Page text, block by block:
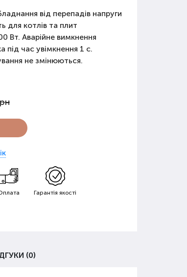
від перепадів напруги
для котлів та плит
Вт. Аварійне вимкнення
під час увімкнення 1 с.
не змінюються.
Гарантія якості
(0)